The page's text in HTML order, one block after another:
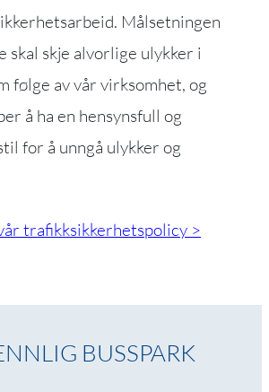
Målsetningen
skal skje alvorlige ulykker i
følge av vår virksomhet, og
å ha en hensynsfull og
for å unngå ulykker og
trafikksikkerhetspolicy
BUSSPARK